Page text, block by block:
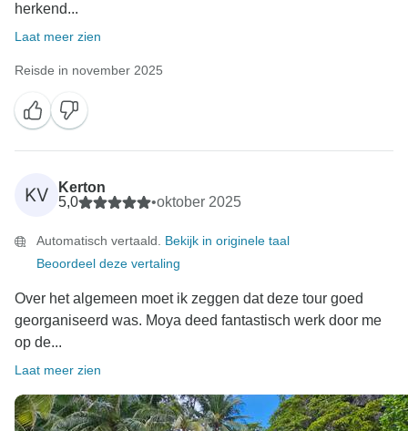
herkend...
Laat meer zien
Reisde in november 2025
KV
Kerton
5,0
•oktober 2025
Automatisch vertaald. Bekijk in originele taal
Beoordeel deze vertaling
Over het algemeen moet ik zeggen dat deze tour goed
georganiseerd was. Moya deed fantastisch werk door me
op de...
Laat meer zien